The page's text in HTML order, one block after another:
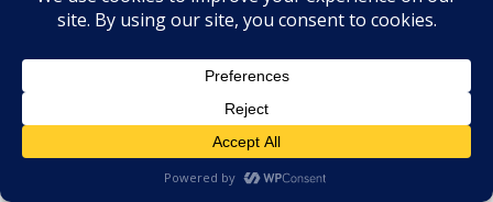
Silviu-Titus Păunescu – Întrebare